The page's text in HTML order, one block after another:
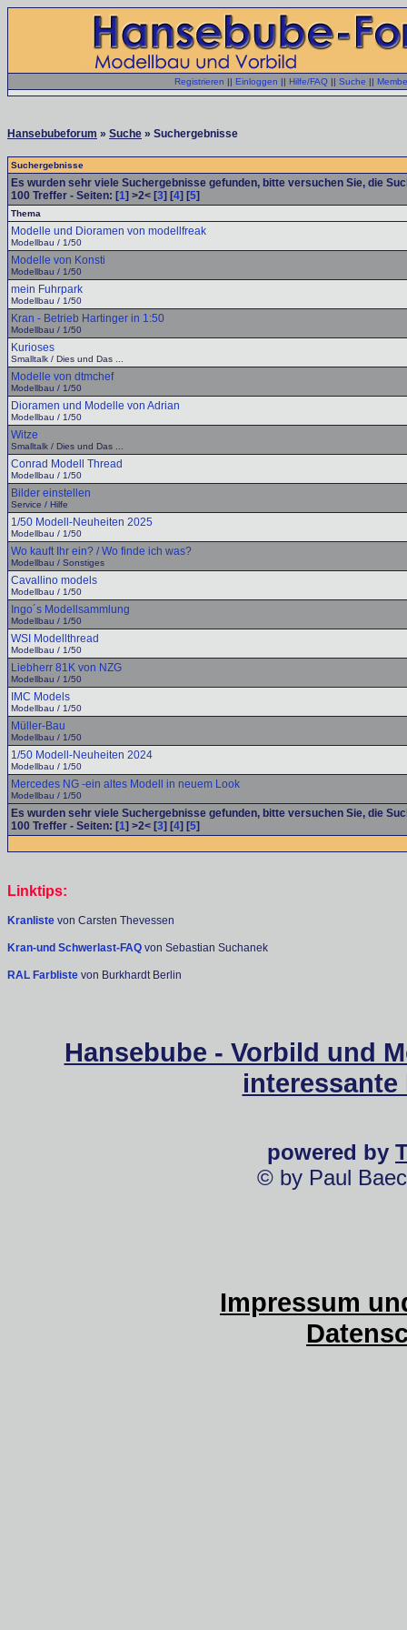
Registrieren || Einloggen || Hilfe/FAQ || Suche ||
Hansebubeforum » Suche » Suchergebnisse
Suchergebnisse
Es wurden sehr viele Suchergebnisse gefunden, bitte versuchen Sie, die
100 Treffer - Seiten: [1] >2< [3] [4] [5]
Thema
Modelle und Dioramen von modellfreak
Modellbau / 1/50
Modelle von Konsti
Modellbau / 1/50
mein Fuhrpark
Modellbau / 1/50
Kran - Betrieb Hartinger in 1:50
Modellbau / 1/50
Kurioses
Smalltalk / Dies und Das ...
Modelle von dtmchef
Modellbau / 1/50
Dioramen und Modelle von Adrian
Modellbau / 1/50
Witze
Smalltalk / Dies und Das ...
Conrad Modell Thread
Modellbau / 1/50
Bilder einstellen
Service / Hilfe
1/50 Modell-Neuheiten 2025
Modellbau / 1/50
Wo kauft Ihr ein? / Wo finde ich was?
Modellbau / Sonstiges
Cavallino models
Modellbau / 1/50
Ingo´s Modellsammlung
Modellbau / 1/50
WSI Modellthread
Modellbau / 1/50
Liebherr 81K von NZG
Modellbau / 1/50
IMC Models
Modellbau / 1/50
Müller-Bau
Modellbau / 1/50
1/50 Modell-Neuheiten 2024
Modellbau / 1/50
Mercedes NG -ein altes Modell in neuem Look
Modellbau / 1/50
Es wurden sehr viele Suchergebnisse gefunden, bitte versuchen Sie, die
100 Treffer - Seiten: [1] >2< [3] [4] [5]
Linktips:
Kranliste von Carsten Thevessen
Kran-und Schwerlast-FAQ von Sebastian Suchanek
RAL Farbliste von Burkhardt Berlin
Hansebube - Vorbild und
powered by
© by Paul
Impressum